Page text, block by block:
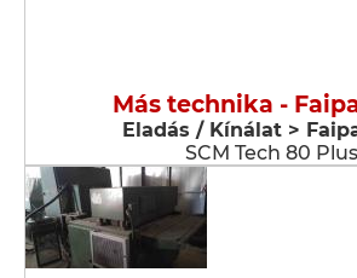
Más technika -
Eladás / Kínálat >
SCM Tech 80 Plus